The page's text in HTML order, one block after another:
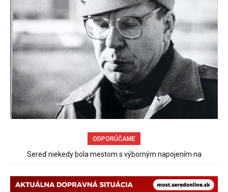
ODPORÚČAME
Sereď niekedy bola mestom s výborným napojením na